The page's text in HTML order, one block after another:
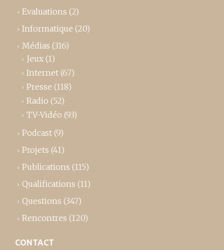
Evaluations (2)
Informatique (20)
Médias (316)
Jeux (1)
Internet (67)
Presse (118)
Radio (52)
TV-Vidéo (93)
Podcast (9)
Projets (41)
Publications (115)
Qualifications (11)
Questions (347)
Rencontres (120)
CONTACT